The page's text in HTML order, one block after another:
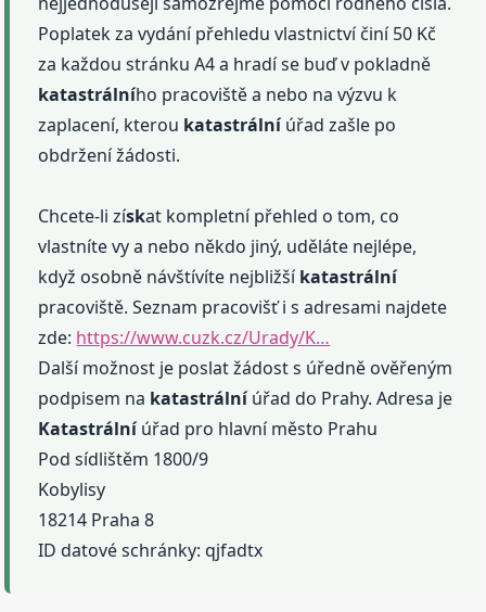
Poplatek za vydání přehledu vlastnictví činí 50 Kč
za každou stránku A4 a hradí se buď v pokladně
katastrálního pracoviště a nebo na výzvu k
zaplacení, kterou katastrálníúřad zašle po
obdržení žádosti.
Chcete-li získat kompletní přehled o tom, co
vlastníte vy a nebo někdo jiný, uděláte nejlépe,
když osobně návštívíte nejbližšíkatastrální
pracoviště. Seznam pracovišť i s adresami najdete
zde: https://www.cuzk.cz/Urady/K…
Další možnost je poslat žádost s úředně ověřeným
podpisem na katastrálníúřad do Prahy. Adresa je
Katastrálníúřad pro hlavní město Prahu
Pod sídlištěm 1800/9
Kobylisy
18214 Praha 8
ID datové schránky: qjfadtx